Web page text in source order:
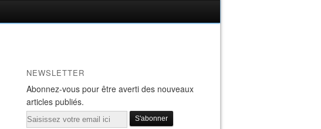
NEWSLETTER
Abonnez-vous pour être averti des nouveaux
articles publiés.
Email